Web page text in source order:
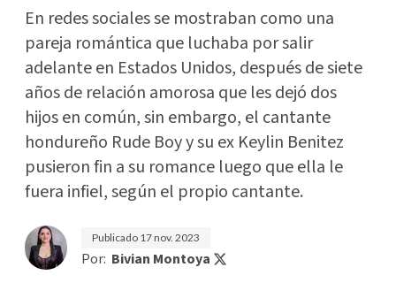
En redes sociales se mostraban como una
pareja romántica que luchaba por salir
adelante en Estados Unidos, después de siete
años de relación amorosa que les dejó dos
hijos en común, sin embargo, el cantante
hondureño Rude Boy y su ex Keylin Benitez
pusieron fin a su romance luego que ella le
fuera infiel, según el propio cantante.
Publicado 17 nov. 2023
Por: Bivian Montoya